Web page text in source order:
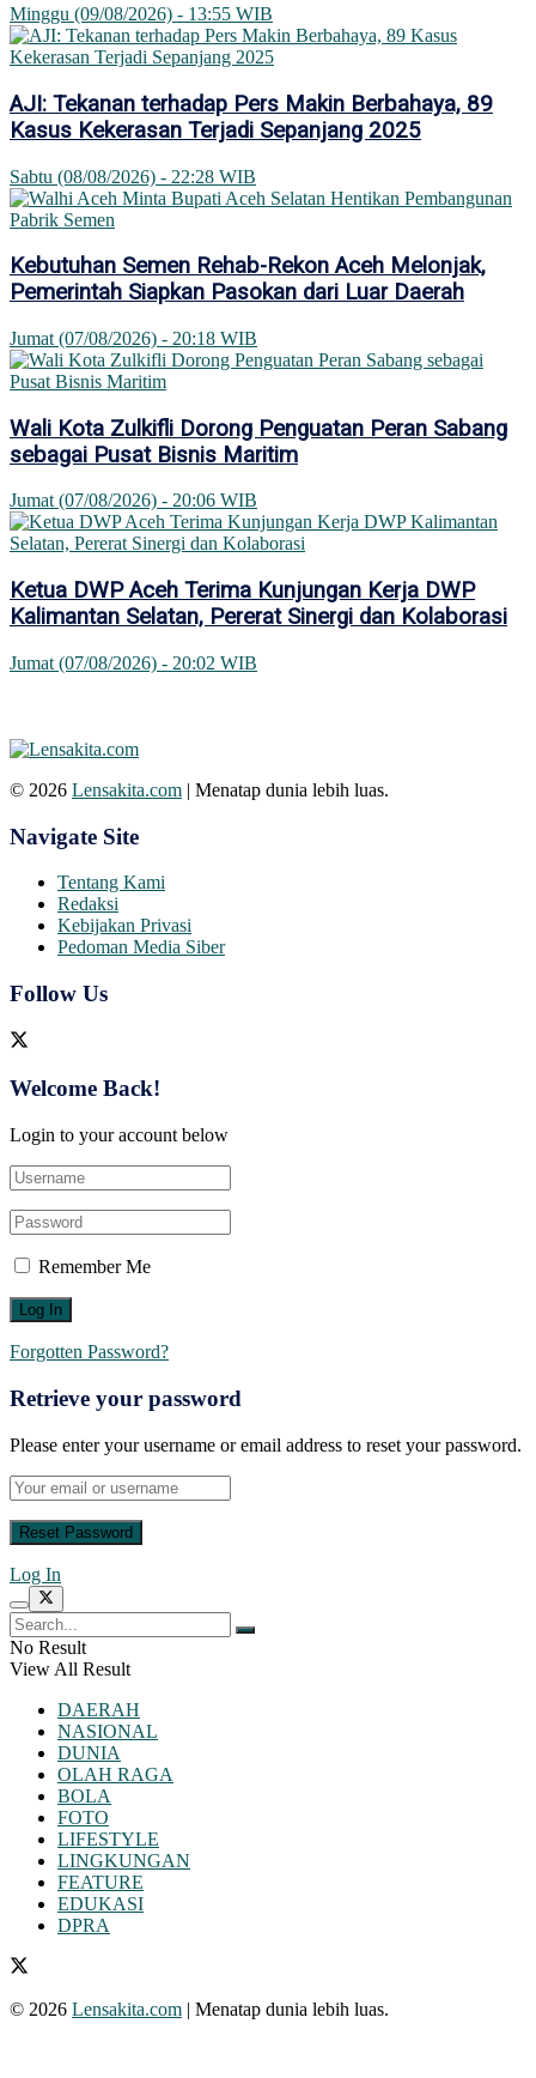
Minggu (09/08/2026) - 13:55 WIB
AJI: Tekanan terhadap Pers Makin Berbahaya, 89
Kasus Kekerasan Terjadi Sepanjang 2025
Sabtu (08/08/2026) - 22:28 WIB
Kebutuhan Semen Rehab-Rekon Aceh Melonjak,
Pemerintah Siapkan Pasokan dari Luar Daerah
Jumat (07/08/2026) - 20:18 WIB
Wali Kota Zulkifli Dorong Penguatan Peran Sabang
sebagai Pusat Bisnis Maritim
Jumat (07/08/2026) - 20:06 WIB
Ketua DWP Aceh Terima Kunjungan Kerja DWP
Kalimantan Selatan, Pererat Sinergi dan Kolaborasi
Jumat (07/08/2026) - 20:02 WIB
© 2026 Lensakita.com | Menatap dunia lebih luas.
Navigate Site
Tentang Kami
Redaksi
Kebijakan Privasi
Pedoman Media Siber
Follow Us
Welcome Back!
Login to your account below
Remember Me
Forgotten Password?
Retrieve your password
Please enter your username or email address to reset your password.
Log In
No Result
View All Result
DAERAH
NASIONAL
DUNIA
OLAH RAGA
BOLA
FOTO
LIFESTYLE
LINGKUNGAN
FEATURE
EDUKASI
DPRA
© 2026 Lensakita.com | Menatap dunia lebih luas.